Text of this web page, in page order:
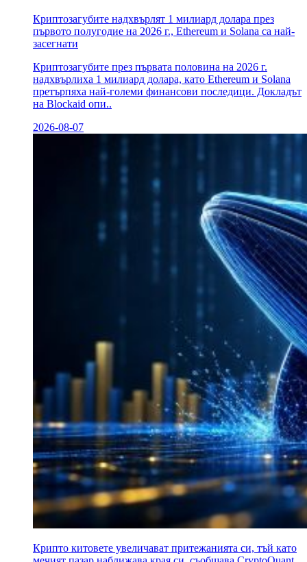
Криптозагубите надхвърлят 1 милиард долара през
първото полугодие на 2026 г., Ethereum и Solana са най-
засегнати
Криптозагубите през първата половина на 2026 г.
надхвърлиха 1 милиард долара, като Ethereum и Solana
претърпяха най-големи финансови последици. Докладът
на Blockaid опи..
2026-08-07
Крипто китовете увеличават притежанията си, тъй като